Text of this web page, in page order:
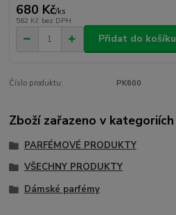
680 Kč/ks
562 Kč bez DPH
Přidat do košíku
Číslo produktu: PK600
Zboží zařazeno v kategoriích
PARFÉMOVÉ PRODUKTY
VŠECHNY PRODUKTY
Dámské parfémy